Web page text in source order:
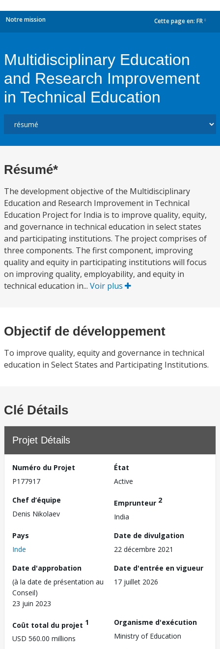
Notre mission Cette page en: FR
Multidisciplinary Education
and Research Improvement
in Technical Education
Résumé*
The development objective of the Multidisciplinary
Education and Research Improvement in Technical
Education Project for India is to improve quality, equity,
and governance in technical education in select states
and participating institutions. The project comprises of
three components. The first component, improving
quality and equity in participating institutions will focus
on improving quality, employability, and equity in
technical education in... Voir plus
Objectif de développement
To improve quality, equity and governance in technical
education in Select States and Participating Institutions.
Clé Détails
Projet Détails
Numéro du Projet
P177917
État
Active
Chef d’équipe
Denis Nikolaev
Emprunteur 2
India
Pays
Inde
Date de divulgation
22 décembre 2021
Date d'approbation
(à la date de présentation au
Conseil)
23 juin 2023
Date d'entrée en vigueur
17 juillet 2026
Coût total du projet 1
USD 560.00 millions
Organisme d'exécution
Ministry of Education